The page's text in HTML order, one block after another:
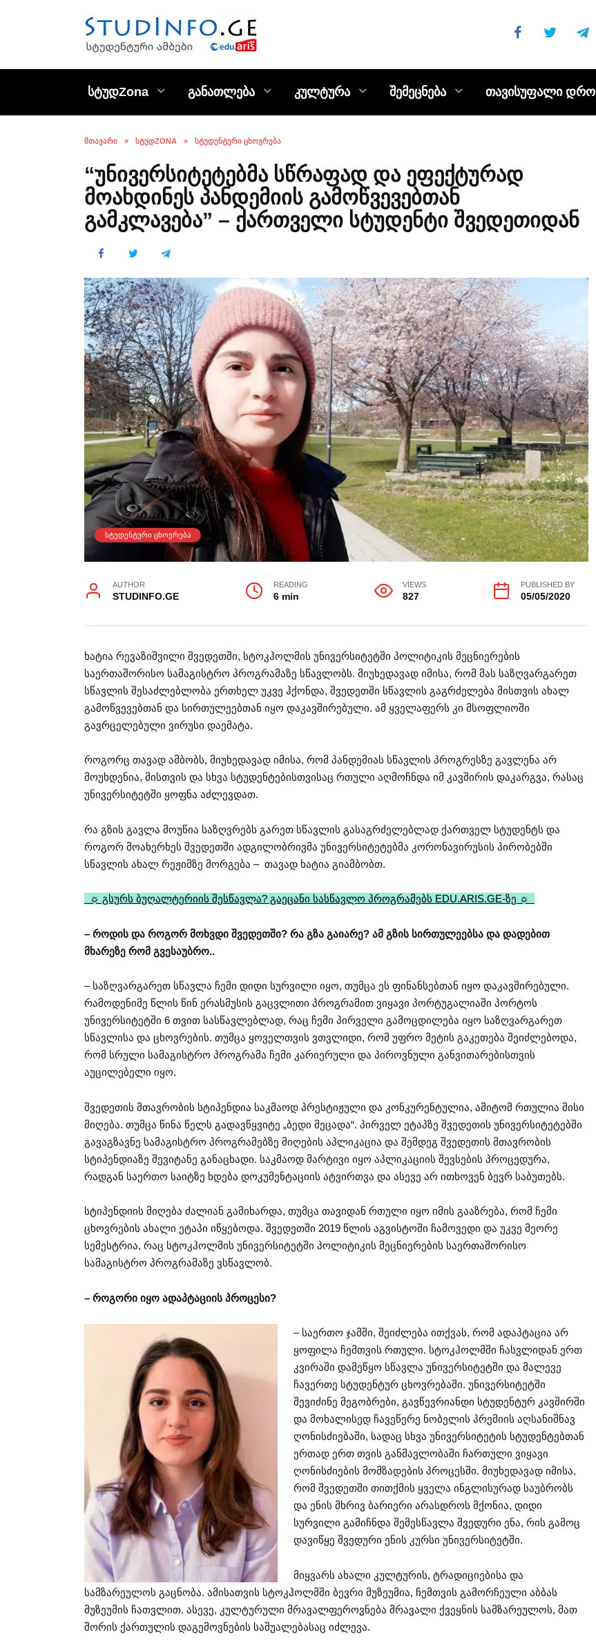
სტუდZona განათლება კულტურა შემეცნება თავისუფალი დრო
ᲛᲗᲐᲕᲐᲠᲘ » ᲡᲢᲣᲓZONA » ᲡᲢᲣᲓᲔᲜᲢᲣᲠᲘ ᲪᲮᲝᲕᲠᲔᲑᲐ
“უნივერსიტეტებმა სწრაფად და ეფექტურად
მოახდინეს პანდემიის გამოწვევებთან
გამკლავება” – ქართველი სტუდენტი შვედეთიდან
ᲡᲢᲣᲓᲔᲜᲢᲣᲠᲘ ᲪᲮᲝᲕᲠᲔᲑᲐ
AUTHOR
STUDINFO.GE
READING
6 min
VIEWS
827
PUBLISHED BY
05/05/2020
ხატია რევაზიშვილი შვედეთში, სტოკჰოლმის უნივერსიტეტში პოლიტიკის მეცნიერების
საერთაშორისო სამაგისტრო პროგრამაზე სწავლობს. მიუხედავად იმისა, რომ მას საზღვარგარეთ
სწავლის შესაძლებლობა ერთხელ უკვე ჰქონდა, შვედეთში სწავლის გაგრძელება მისთვის ახალ
გამოწვევებთან და სირთულეებთან იყო დაკავშირებული. ამ ყველაფერს კი მსოფლიოში
გავრცელებული ვირუსი დაემატა.
როგორც თავად ამბობს, მიუხედავად იმისა, რომ პანდემიას სწავლის პროგრესზე გავლენა არ
მოუხდენია, მისთვის და სხვა სტუდენტებისთვისაც რთული აღმოჩნდა იმ კავშირის დაკარგვა, რასაც
უნივერსიტეტში ყოფნა აძლევდათ.
რა გზის გავლა მოუწია საზღვრებს გარეთ სწავლის გასაგრძელებლად ქართველ სტუდენტს და
როგორ მოახერხეს შვედეთში ადგილობრივმა უნივერსიტეტებმა კორონავირუსის პირობებში
სწავლის ახალ რეჟიმზე მორგება – თავად ხატია გიამბობთ.
☼ გსურს ბუღალტერიის შესწავლა? გაეცანი სასწავლო პროგრამებს EDU.ARIS.GE-ზე ☼
– როდის და როგორ მოხვდი შვედეთში? რა გზა გაიარე? ამ გზის სირთულეებსა და დადებით
მხარეზე რომ გვესაუბრო..
– საზღვარგარეთ სწავლა ჩემი დიდი სურვილი იყო, თუმცა ეს ფინანსებთან იყო დაკავშირებული.
რამოდენიმე წლის წინ ერასმუსის გაცვლითი პროგრამით ვიყავი პორტუგალიაში პორტოს
უნივერსიტეტში 6 თვით სასწავლებლად, რაც ჩემი პირველი გამოცდილება იყო საზღვარგარეთ
სწავლისა და ცხოვრების. თუმცა ყოველთვის ვთვლიდი, რომ უფრო მეტის გაკეთება შეიძლებოდა,
რომ სრული სამაგისტრო პროგრამა ჩემი კარიერული და პიროვნული განვითარებისთვის
აუცილებელი იყო.
შვედეთის მთავრობის სტიპენდია საკმაოდ პრესტიჟული და კონკურენტულია, ამიტომ რთულია მისი
მიღება. თუმცა წინა წელს გადავწყვიტე „ბედი მეცადა“. პირველ ეტაპზე შვედეთის უნივერსიტეტებში
გავაგზავნე სამაგისტრო პროგრამებზე მიღების აპლიკაცია და შემდეგ შვედეთის მთავრობის
სტიპენდიაზე შევიტანე განაცხადი. საკმაოდ მარტივი იყო აპლიკაციის შევსების პროცედურა,
რადგან საერთო საიტზე ხდება დოკუმენტაციის ატვირთვა და ასევე არ ითხოვენ ბევრ საბუთებს.
სტიპენდიის მიღება ძალიან გამიხარდა, თუმცა თავიდან რთული იყო იმის გააზრება, რომ ჩემი
ცხოვრების ახალი ეტაპი იწყებოდა. შვედეთში 2019 წლის აგვისტოში ჩამოვედი და უკვე მეორე
სემესტრია, რაც სტოკჰოლმის უნივერსიტეტში პოლიტიკის მეცნიერების საერთაშორისო
სამაგისტრო პროგრამაზე ვსწავლობ.
– როგორი იყო ადაპტაციის პროცესი?
– საერთო ჯამში, შეიძლება ითქვას, რომ ადაპტაცია არ
ყოფილა ჩემთვის რთული. სტოკჰოლმში ჩასვლიდან ერთ
კვირაში დამეწყო სწავლა უნივერსიტეტში და მალევე
ჩავერთე სტუდენტურ ცხოვრებაში. უნივერსიტეტში
შევიძინე მეგობრები, გავწევრიანდი სტუდენტურ კავშირში
და მოხალისედ ჩავეწერე ნობელის პრემიის აღსანიშნავ
ღონისძიებაში, სადაც სხვა უნივერსიტეტის სტუდენტებთან
ერთად ერთ თვის განმავლობაში ჩართული ვიყავი
ღონისძიების მომზადების პროცესში. მიუხედავად იმისა,
რომ შვედეთში თითქმის ყველა ინგლისურად საუბრობს
და ენის მხრივ ბარიერი არასდროს მქონია, დიდი
სურვილი გამიჩნდა შემესწავლა შვედური ენა, რის გამოც
დავიწყე შვედური ენის კურსი უნივერსიტეტში.
მიყვარს ახალი კულტურის, ტრადიციებისა და
სამზარეულოს გაცნობა. ამისათვის სტოკჰოლმში ბევრი მუზეუმია, ჩემთვის გამორჩეული აბბას
მუზეუმის ჩათვლით. ასევე, კულტურული მრავალფეროვნება მრავალი ქვეყნის სამზარეულოს, მათ
შორის ქართულის დაგემოვნების საშუალებასაც იძლევა.